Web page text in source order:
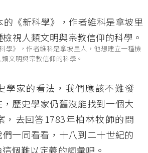
學》，作者維科是拿坡里人，他想建立一種檢
文明與宗教信仰的科學。
學家的看法，我們應該不難發
歷史學家仍舊沒能找到一個大
，去回答1783年柏林牧師的問
一同看看，十八到二十世紀的
個難以定義的詞彙吧。